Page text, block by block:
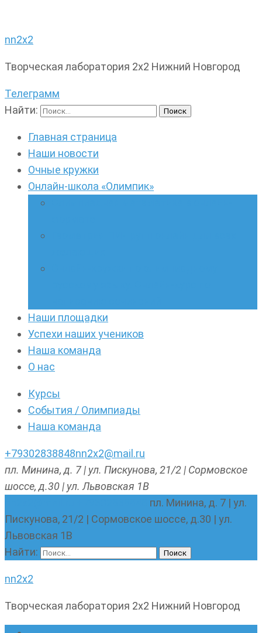
nn2x2
Творческая лаборатория 2х2 Нижний Новгород
Телеграмм
Найти:
Главная страница
Наши новости
Очные кружки
Онлайн-школа «Олимпик»
Наши площадки
Успехи наших учеников
Наша команда
О нас
Курсы
События / Олимпиады
Наша команда
+79302838848nn2x2@mail.ru
пл. Минина, д. 7 | ул. Пискунова, 21/2 | Сормовское
шоссе, д.30 | ул. Львовская 1В
пл. Минина, д. 7 | ул.
Пискунова, 21/2 | Сормовское шоссе, д.30 | ул.
Львовская 1В
Найти:
nn2x2
Творческая лаборатория 2х2 Нижний Новгород